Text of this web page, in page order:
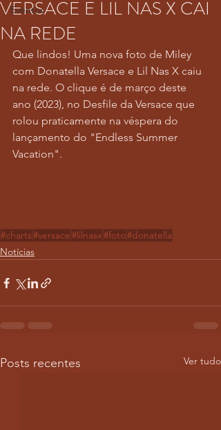
Eventos
VERSACE E LIL NAS X CAI
NA REDE
Que lindos! Uma nova foto de Miley
com Donatella Versace e Lil Nas X caiu
na rede. O clique é de março deste
ano (2023), no Desfile da Versace que
rolou praticamente na véspera do
lançamento do "Endless Summer
Vacation".
#charts#versace#lilnasx#foto#donatella
Notícias
Posts recentes Ver tudo